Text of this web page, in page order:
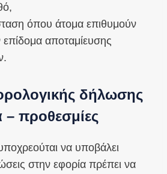
όπου άτομα επιθυμούν
αποταμίευσης
δήλωσης
– προθεσμίες
να υποβάλει
στην εφορία πρέπει να